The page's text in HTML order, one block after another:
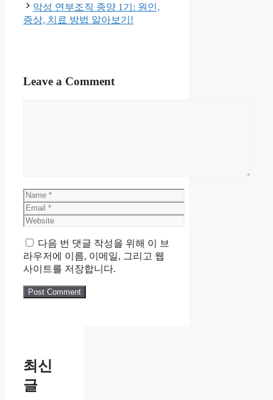
악성 연부조직 종양 1기: 원인,
증상, 치료 방법 알아보기!
Leave a Comment
Name
Email
Website
다음 번 댓글 작성을 위해 이 브
라우저에 이름, 이메일, 그리고 웹
사이트를 저장합니다.
최신
글